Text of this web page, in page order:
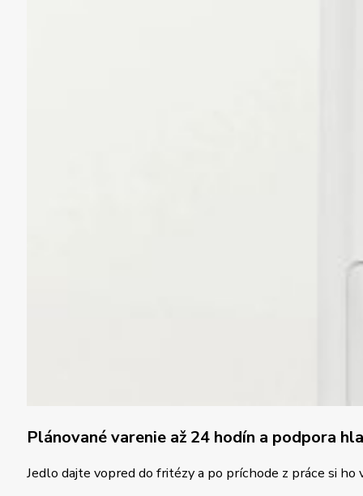
Plánované varenie až 24 hodín a podpora
Jedlo dajte vopred do fritézy a po príchode z práce si